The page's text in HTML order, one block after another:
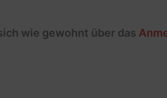
wie gewohnt über das